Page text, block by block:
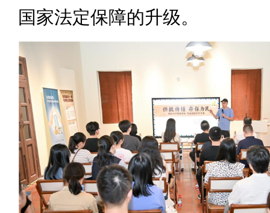
国家法定保障的升级。